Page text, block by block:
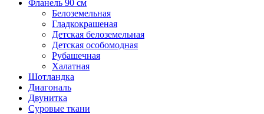
Фланель 90 см
Белоземельная
Гладкокрашеная
Детская белоземельная
Детская особомодная
Рубашечная
Халатная
Шотландка
Диагональ
Двунитка
Суровые ткани